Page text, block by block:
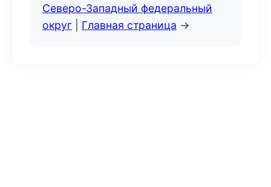
Северо-Западный федеральный
округ
Главная страница →